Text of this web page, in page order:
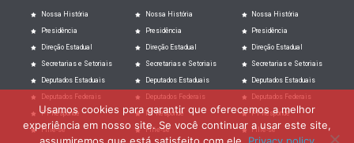
Nossa História
Presidência
Direção Estadual
Secretarias e Setoriais
Deputados Estaduais
Deputados Federais
PT Responde
Filie-se
Nossa História
Presidência
Direção Estadual
Secretarias e Setoriais
Deputados Estaduais
Deputados Federais
PT Responde
Filie-se
Nossa História
Presidência
Direção Estadual
Secretarias e Setoriais
Deputados Estaduais
Deputados Federais
PT Responde
Filie-se
Usamos cookies para garantir que oferecemos a melhor
experiência em nosso site. Se você continuar a usar este site,